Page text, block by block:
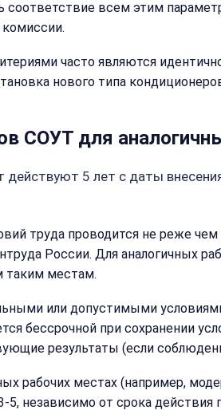
всем этим
часто являются
нового типа
СОУТ для
5 лет с даты
труда проводится не реже
России. Для аналогичных
таким местам.
или допустимыми
бессрочной при сохранении
результаты (если
рабочих местах (например,
5, независимо от срока